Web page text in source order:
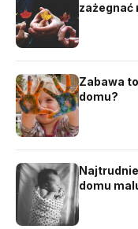
Zabawa
domu?
domu